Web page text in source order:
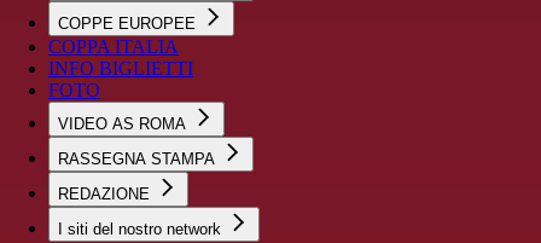
COPPE EUROPEE
COPPA ITALIA
INFO BIGLIETTI
FOTO
VIDEO AS ROMA
RASSEGNA STAMPA
REDAZIONE
I siti del nostro network